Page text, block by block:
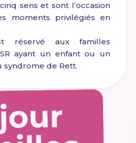
sens et sont l’occasion
moments privilégiés en
réservé aux familles
ayant un enfant ou un
de Rett.